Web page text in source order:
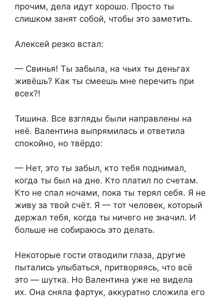
прочим, дела идут хорошо. Просто ты
слишком занят собой, чтобы это заметить.
Алексей резко встал:
— Свинья! Ты забыла, на чьих ты деньгах
живёшь? Как ты смеешь мне перечить при
всех?!
Тишина. Все взгляды были направлены на
неё. Валентина выпрямилась и ответила
спокойно, но твёрдо:
— Нет, это ты забыл, кто тебя поднимал,
когда ты был на дне. Кто платил по счетам.
Кто не спал ночами, пока ты терял себя. Я не
живу за твой счёт. Я — тот человек, который
держал тебя, когда ты ничего не значил. И
больше не собираюсь это делать.
Некоторые гости отводили глаза, другие
пытались улыбаться, притворяясь, что всё
это — шутка. Но Валентина уже не видела
их. Она сняла фартук, аккуратно сложила его